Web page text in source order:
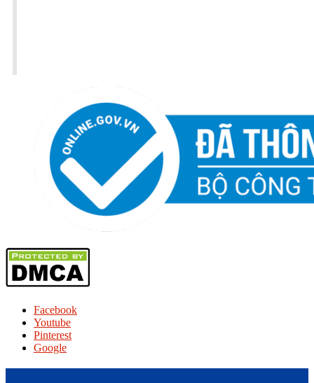
Facebook
Youtube
Pinterest
Google